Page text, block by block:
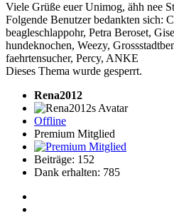
Viele Grüße euer Unimog, ähh nee
Folgende Benutzer bedankten sich:
beagleschlappohr, Petra Beroset,
hundeknochen, Weezy,
faehrtensucher, Percy, ANKE
Dieses Thema wurde gesperrt.
Rena2012
Offline
Premium Mitglied
Beiträge: 152
Dank erhalten: 785